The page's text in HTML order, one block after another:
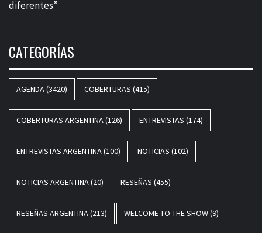
diferentes”
CATEGORÍAS
AGENDA(3420) COBERTURAS (415)
COBERTURAS ARGENTINA(126) ENTREVISTAS (174)
ENTREVISTAS ARGENTINA(100) NOTICIAS (102)
NOTICIAS ARGENTINA(20) RESEÑAS (455)
RESEÑAS ARGENTINA(213) WELCOME TO THE SHOW(9)